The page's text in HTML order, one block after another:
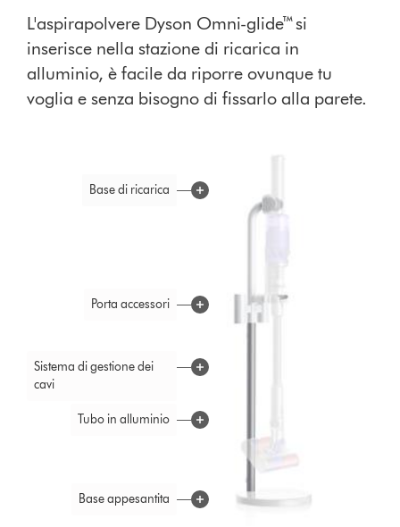
L'aspirapolvere Dyson Omni-glide™ si
inserisce nella stazione di ricarica in
alluminio, è facile da riporre ovunque tu
voglia e senza bisogno di fissarlo alla parete.
Base di ricarica
Porta accessori
Sistema di gestione dei
cavi
Tubo in alluminio
Base appesantita